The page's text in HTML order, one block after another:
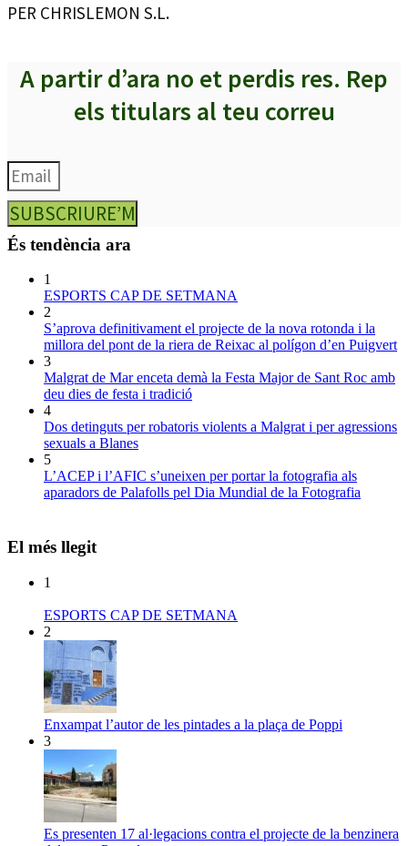
PER CHRISLEMON S.L.
A partir d’ara no et perdis res. Rep
els titulars al teu correu
SUBSCRIURE’M
És tendència ara
1
ESPORTS CAP DE SETMANA
2
S’aprova definitivament el projecte de la nova rotonda i la
millora del pont de la riera de Reixac al polígon d’en Puigvert
3
Malgrat de Mar enceta demà la Festa Major de Sant Roc amb
deu dies de festa i tradició
4
Dos detinguts per robatoris violents a Malgrat i per agressions
sexuals a Blanes
5
L’ACEP i l’AFIC s’uneixen per portar la fotografia als
aparadors de Palafolls pel Dia Mundial de la Fotografia
El més llegit
1
ESPORTS CAP DE SETMANA
2
Enxampat l’autor de les pintades a la plaça de Poppi
3
Es presenten 17 al·legacions contra el projecte de la benzinera